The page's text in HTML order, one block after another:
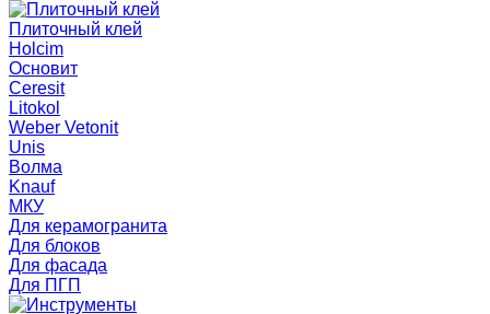
Плиточный клей
Holcim
Основит
Ceresit
Litokol
Weber Vetonit
Unis
Волма
Knauf
МКУ
Для керамогранита
Для блоков
Для фасада
Для ПГП